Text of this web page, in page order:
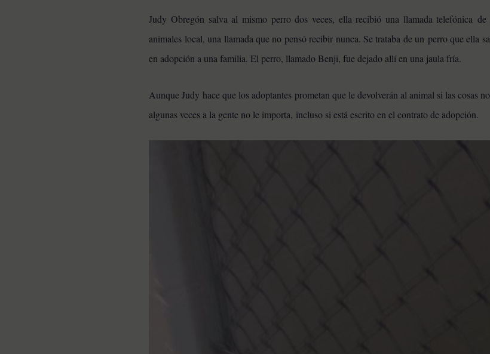
Judy Obregón salva al mismo perro dos veces, ella recibió una llamada telefónica
animales local, una llamada que no pensó recibir nunca. Se trataba de un perro que ella
en adopción a una familia. El perro, llamado Benji, fue dejado allí en una jaula fría.
Aunque Judy hace que los adoptantes prometan que le devolverán al animal si las cosas
algunas veces a la gente no le importa, incluso si está escrito en el contrato de adopción.